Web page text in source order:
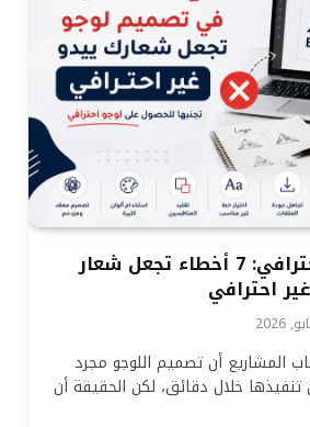
تصميم لوجو احترافي: 7 أخطاء تجعل شعار
احترافي
المشاريع أن تصميم اللوجو مجرد
خلال دقائق، لكن الحقيقة أن